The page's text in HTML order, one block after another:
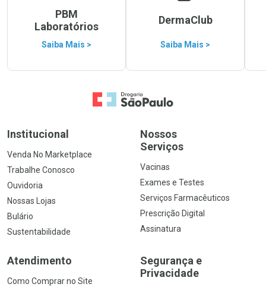
PBM
Laboratórios
Saiba Mais >
DermaClub
Saiba Mais >
Ir para a Home
Institucional
Venda No Marketplace
Trabalhe Conosco
Ouvidoria
Nossas Lojas
Bulário
Sustentabilidade
Nossos
Serviços
Vacinas
Exames e Testes
Serviços Farmacêuticos
Prescrição Digital
Assinatura
Atendimento
Como Comprar no Site
Segurança e
Privacidade